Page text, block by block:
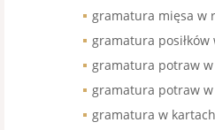
gramatura mięsa w
gramatura
gramatura potraw
gramatura potraw
gramatura w